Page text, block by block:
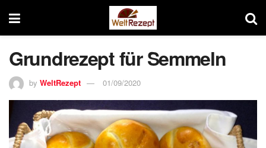
Grundrezept für Semmeln
by WeltRezept 01/09/2020